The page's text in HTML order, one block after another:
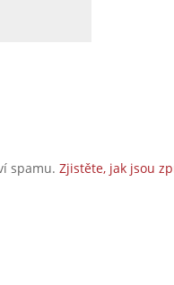
spamu.Zjistěte, jak jsou